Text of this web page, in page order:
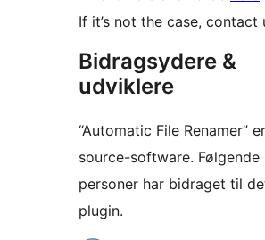
If it’s not the case, contact
Bidragsydere &
udviklere
“Automatic File Renamer”
source-software. Følgende
personer har bidraget til
plugin.